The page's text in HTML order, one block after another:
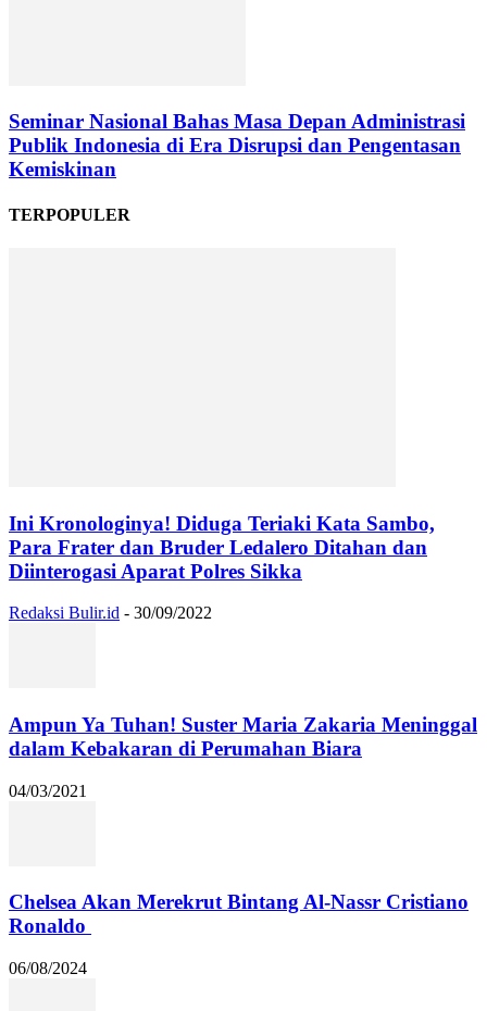
Seminar Nasional Bahas Masa Depan Administrasi
Publik Indonesia di Era Disrupsi dan Pengentasan
Kemiskinan
TERPOPULER
Ini Kronologinya! Diduga Teriaki Kata Sambo,
Para Frater dan Bruder Ledalero Ditahan dan
Diinterogasi Aparat Polres Sikka
Redaksi Bulir.id - 30/09/2022
Ampun Ya Tuhan! Suster Maria Zakaria Meninggal
dalam Kebakaran di Perumahan Biara
04/03/2021
Chelsea Akan Merekrut Bintang Al-Nassr Cristiano
Ronaldo
06/08/2024